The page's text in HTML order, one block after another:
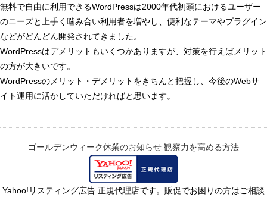
無料で自由に利用できるWordPressは2000年代初頭におけるユーザー
のニーズと上手く噛み合い利用者を増やし、便利なテーマやプラグイン
などがどんどん開発されてきました。
WordPressはデメリットもいくつかありますが、対策を行えばメリット
の方が大きいです。
WordPressのメリット・デメリットをきちんと把握し、今後のWebサ
イト運用に活かしていただければと思います。
ゴールデンウィーク休業のお知らせ 観察力を高める方法
Yahoo!リスティング広告 正規代理店です。販促でお困りの方はご相談